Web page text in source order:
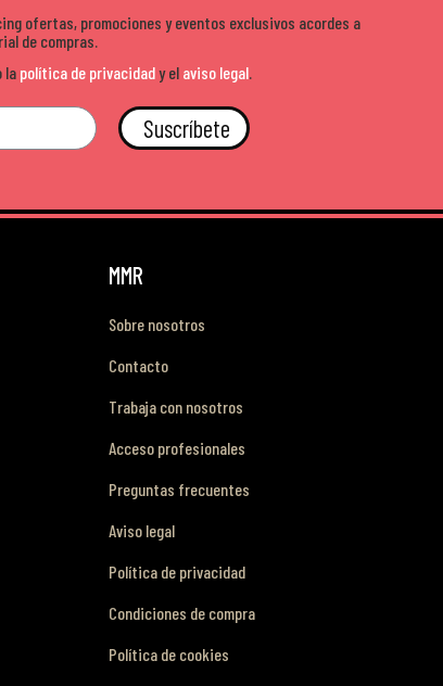
ofertas, promociones y eventos exclusivos acordes a
de compras.
la política de privacidady el aviso legal.
Suscríbete
MMR
Sobre nosotros
Contacto
Trabaja con nosotros
Acceso profesionales
Preguntas frecuentes
Aviso legal
Política de privacidad
Condiciones de compra
Política de cookies